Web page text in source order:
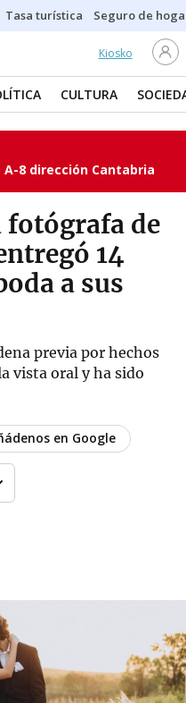
Tasa turística Seguro de
Kiosko
CULTURA
8 dirección Cantabria
fotógrafa de
14
a sus
previa por hechos
vista oral y ha sido
en Google